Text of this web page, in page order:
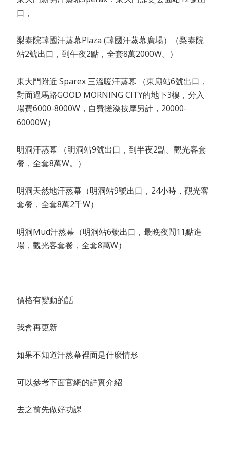
口，
梨泰院韓國汗蒸幕Plaza (韓國汗蒸幕廣場）（梨泰院
站2號出口，到午夜2點，全套8萬2000W。）
東大門附近 Sparex 三溫暖汗蒸幕 （東廟站6號出口，
對面過馬路GOOD MORNING CITY的地下3樓，分入
場費6000-8000W，自費搓澡按摩另計，20000-
60000W）
明洞汗蒸幕 （明洞站9號出口，到半夜2點。觀光客套
餐，全套8萬W。）
明洞天然地汗蒸幕（明洞站9號出口，24小時，觀光客
套餐，全套8萬2千W）
明洞Mud汗蒸幕（明洞站6號出口，最晚夜間11點進
場，觀光客套餐，全套8萬W）
價格有變動的話
我會再更新
如果不知道汗蒸幕裡面是什麼情形
可以參考下面官網的詳實介紹
去之前先做好功課